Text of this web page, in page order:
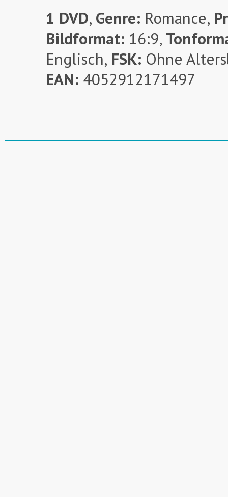
1 DVD, Genre: Romance,
Bildformat: 16:9,
Englisch, FSK: Ohne
EAN: 4052912171497